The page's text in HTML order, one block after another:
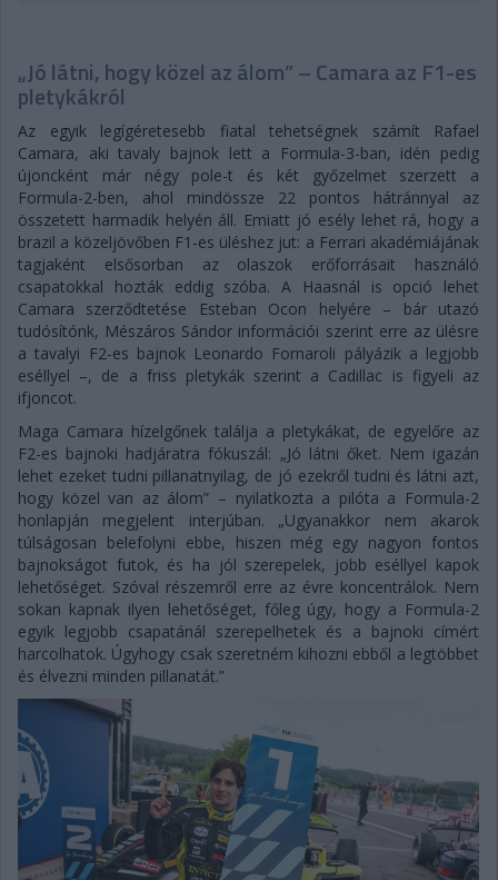
„Jó látni, hogy közel az álom” – Camara az F1-es
pletykákról
Az egyik legígéretesebb fiatal tehetségnek számít Rafael
Camara, aki tavaly bajnok lett a Formula-3-ban, idén pedig
újoncként már négy pole-t és két győzelmet szerzett a
Formula-2-ben, ahol mindössze 22 pontos hátránnyal az
összetett harmadik helyén áll. Emiatt jó esély lehet rá, hogy a
brazil a közeljövőben F1-es üléshez jut: a Ferrari akadémiájának
tagjaként elsősorban az olaszok erőforrásait használó
csapatokkal hozták eddig szóba. A Haasnál is opció lehet
Camara szerződtetése Esteban Ocon helyére – bár utazó
tudósítónk, Mészáros Sándor információi szerint erre az ülésre
a tavalyi F2-es bajnok Leonardo Fornaroli pályázik a legjobb
eséllyel –, de a friss pletykák szerint a Cadillac is figyeli az
ifjoncot.
Maga Camara hízelgőnek találja a pletykákat, de egyelőre az
F2-es bajnoki hadjáratra fókuszál: „Jó látni őket. Nem igazán
lehet ezeket tudni pillanatnyilag, de jó ezekről tudni és látni azt,
hogy közel van az álom” – nyilatkozta a pilóta a Formula-2
honlapján megjelent interjúban. „Ugyanakkor nem akarok
túlságosan belefolyni ebbe, hiszen még egy nagyon fontos
bajnokságot futok, és ha jól szerepelek, jobb eséllyel kapok
lehetőséget. Szóval részemről erre az évre koncentrálok. Nem
sokan kapnak ilyen lehetőséget, főleg úgy, hogy a Formula-2
egyik legjobb csapatánál szerepelhetek és a bajnoki címért
harcolhatok. Úgyhogy csak szeretném kihozni ebből a legtöbbet
és élvezni minden pillanatát.”